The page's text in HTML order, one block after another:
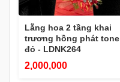
Lẵng hoa 2 tầng khai
trương hồng phát tone
đỏ - LDNK264
2,000,000